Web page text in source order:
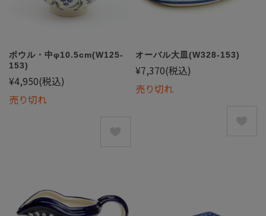
ボウル・中φ10.5cm(W125-
153)
¥4,950(税込)
売り切れ
オーバル大皿(W328-153)
¥7,370(税込)
売り切れ